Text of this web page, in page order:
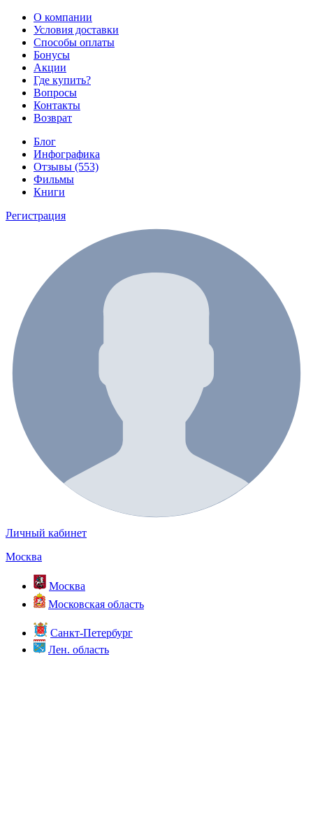
О компании
Условия доставки
Способы оплаты
Бонусы
Акции
Где купить?
Вопросы
Контакты
Возврат
Блог
Инфографика
Отзывы (553)
Фильмы
Книги
Регистрация
Личный кабинет
Москва
Москва
Московская область
Санкт-Петербург
Лен. область